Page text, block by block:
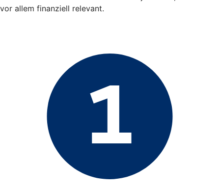
vor allem finanziell relevant.